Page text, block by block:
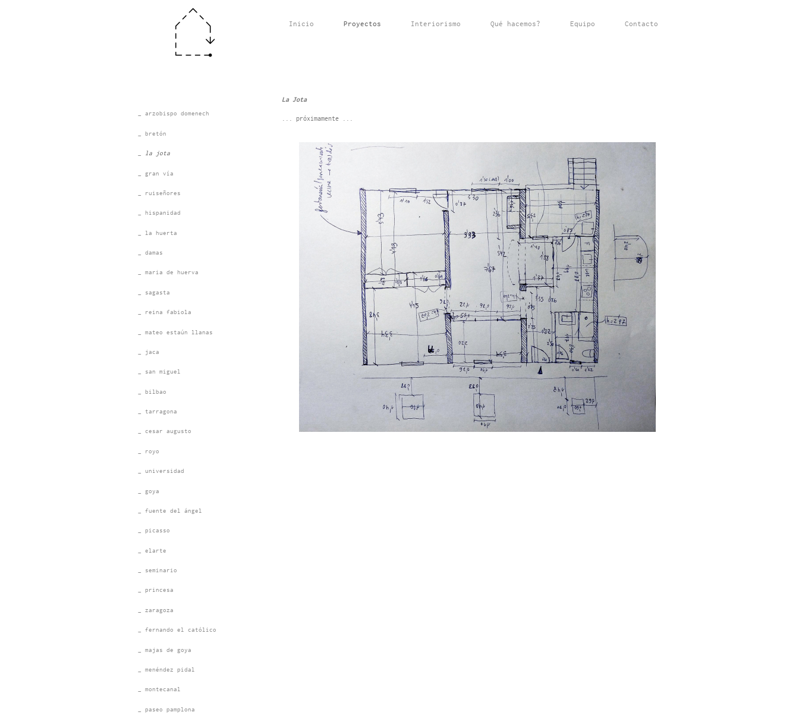
Inicio Proyectos Interiorismo Qué hacemos? Equipo Contacto
La Jota
... próximamente ...
_ arzobispo domenech
_ bretón
_ la jota
_ gran vía
_ ruiseñores
_ hispanidad
_ la huerta
_ damas
_ maria de huerva
_ sagasta
_ reina fabiola
_ mateo estaún llanas
_ jaca
_ san miguel
_ bilbao
_ tarragona
_ cesar augusto
_ royo
_ universidad
_ goya
_ fuente del ángel
_ picasso
_ elarte
_ seminario
_ princesa
_ zaragoza
_ fernando el católico
_ majas de goya
_ menéndez pidal
_ montecanal
_ paseo pamplona